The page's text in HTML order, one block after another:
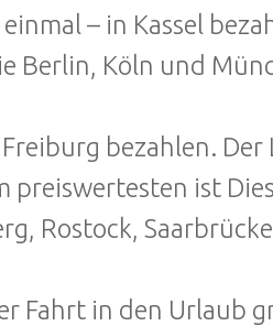
– in Kassel
Berlin, Köln und
bezahlen. Der
preiswertesten ist
Rostock,
Fahrt in den Urlaub